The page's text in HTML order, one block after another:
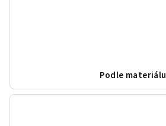
Podle materiálu